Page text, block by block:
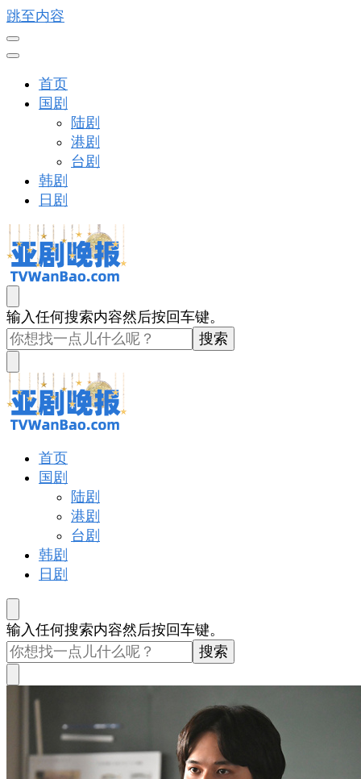
跳至内容
首页
国剧
陆剧
港剧
台剧
韩剧
日剧
亚剧晚报
戏里戏外看亚洲
找
什
么
东
西
吗?
输入任何搜索内容然后按回车键。
亚剧晚报
戏里戏外看亚洲
首页
国剧
陆剧
港剧
台剧
韩剧
日剧
找
什
么
东
输入任何搜索内容然后按回车键。